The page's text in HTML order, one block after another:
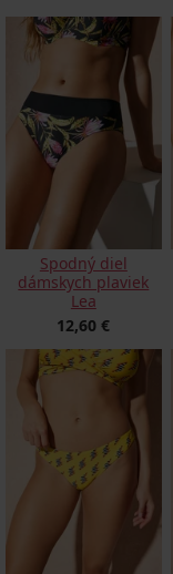
Spodný diel
dámskych plaviek
Lea
12,60 €